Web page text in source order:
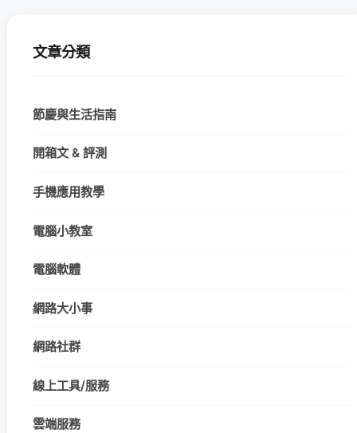
文章分類
節慶與生活指南
開箱文 & 評測
手機應用教學
電腦小教室
電腦軟體
網路大小事
網路社群
線上工具/服務
雲端服務